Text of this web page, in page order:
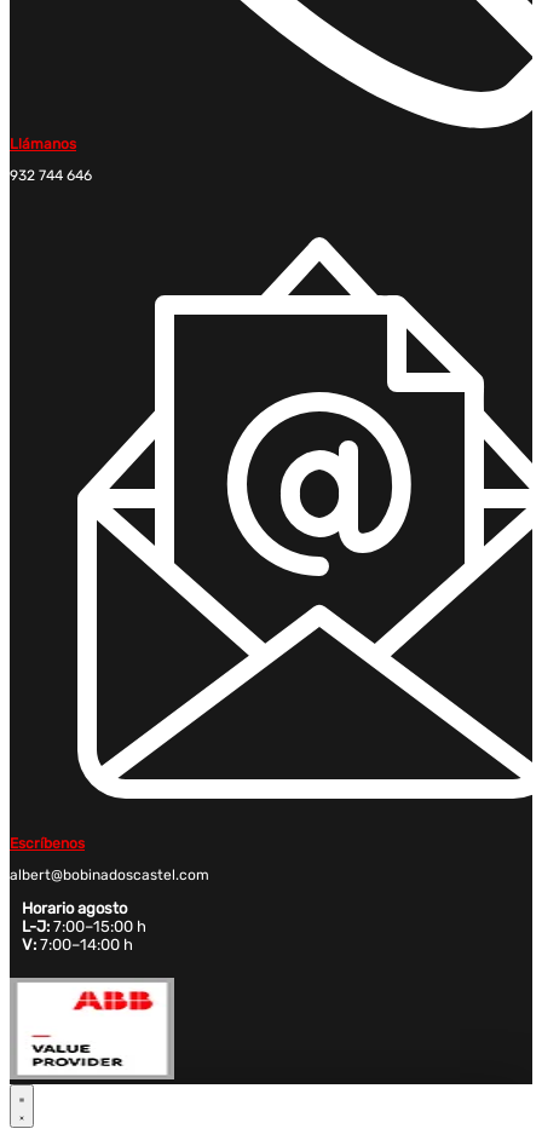
Llámanos
932 744 646
Escríbenos
albert@bobinadoscastel.com
Horario agosto
L-J: 7:00–15:00 h
V: 7:00–14:00 h